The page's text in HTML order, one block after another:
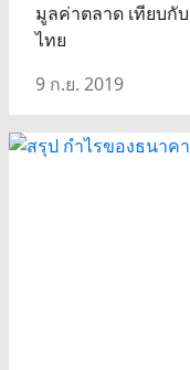
มูลค่าตลาด เทียบกั
ไทย
9 ก.ย. 2019